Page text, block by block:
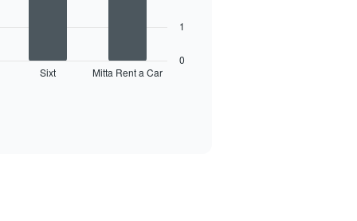
Sixt Mitta Rent a Car
0
1